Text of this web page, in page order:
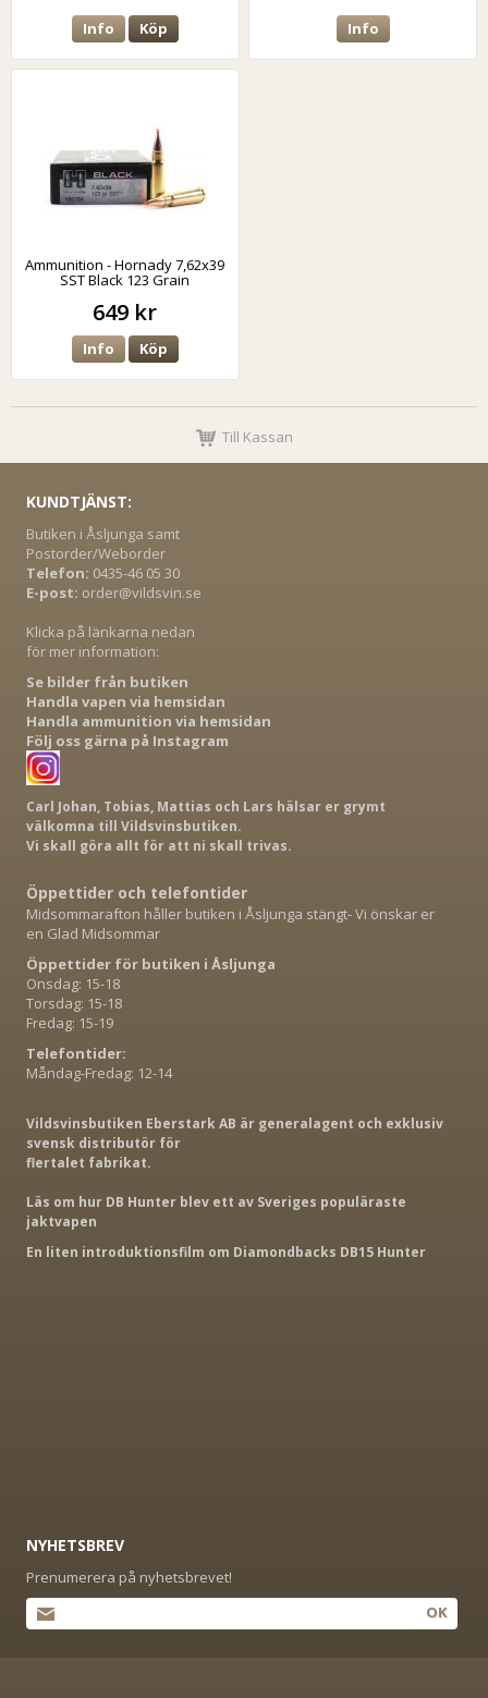
Info Köp Info
Ammunition - Hornady 7,62x39
SST Black 123 Grain
649 kr
Info Köp
Till Kassan
KUNDTJÄNST:
Butiken i Åsljunga samt
Postorder/Weborder
Telefon: 0435-46 05 30
E-post: order@vildsvin.se
Klicka på länkarna nedan
för mer information:
Se bilder från butiken
Handla vapen via hemsidan
Handla ammunition via hemsidan
Följ oss gärna på Instagram
Carl Johan, Tobias, Mattias och Lars hälsar er grymt
välkomna till Vildsvinsbutiken.
Vi skall göra allt för att ni skall trivas.
Öppettider och telefontider
Midsommarafton håller butiken i Åsljunga stängt- Vi önskar er
en Glad Midsommar
Öppettider för butiken i Åsljunga
Onsdag: 15-18
Torsdag: 15-18
Fredag: 15-19
Telefontider:
Måndag-Fredag: 12-14
Vildsvinsbutiken Eberstark AB är generalagent och exklusiv
svensk distributör för
flertalet fabrikat.
Läs om hur DB Hunter blev ett av Sveriges populäraste
jaktvapen
En liten introduktionsfilm om Diamondbacks DB15 Hunter
NYHETSBREV
Prenumerera på nyhetsbrevet!
OK